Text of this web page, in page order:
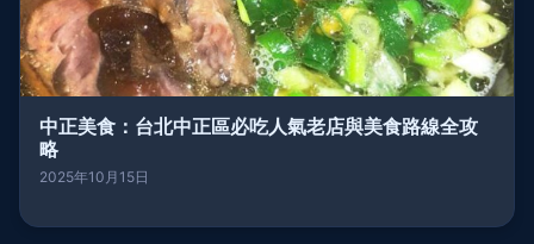
中正美食：台北中正區必吃人氣老店與美食路線全攻
略
2025年10月15日